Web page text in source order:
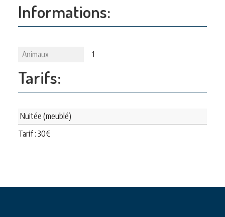
Informations:
Animaux 1
Tarifs:
Nuitée (meublé)
Tarif : 30€